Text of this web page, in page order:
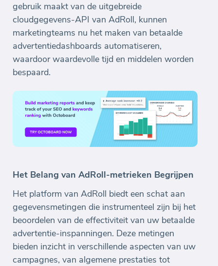
gebruik maakt van de uitgebreide
cloudgegevens-API van AdRoll, kunnen
marketingteams nu het maken van betaalde
advertentiedashboards automatiseren,
waardoor waardevolle tijd en middelen worden
bespaard.
Het Belang van AdRoll-metrieken Begrijpen
Het platform van AdRoll biedt een schat aan
gegevensmetingen die instrumenteel zijn bij het
beoordelen van de effectiviteit van uw betaalde
advertentie-inspanningen. Deze metingen
bieden inzicht in verschillende aspecten van uw
campagnes, van algemene prestaties tot